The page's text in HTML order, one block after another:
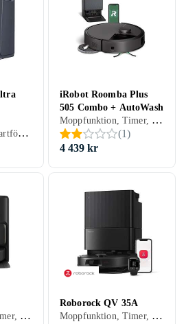
Moppfunktion, Startfördröjning, Röststyrning, Schemaläggning, Fjärrkontroll, Trappsensor, Automatisk dockning, Virtuella väggar, Anpassad för husdjur, Display, Appstyrning, Stöder kantrengöring, Allergivänlig, Brusreducering / Tyst läge, Automatisk mopptorkning, Dockningsstation, 200 min, Hårda golv, Mattor, Kakel, Linoleum, Laminat, Parkett, Trä, Vinyl, 71 dB, Självtömmande
iRobot Roomba Plus
505 Combo + AutoWash
Moppfunktion, Timer, Röststyrning, Schemaläggning, Fjärrkontroll, Trappsensor, Automatisk dockning, Anpassad för husdjur, Appstyrning, Stöder kantrengöring, Automatisk mopptorkning, Dockningsstation, 120 min, 72 dB, Självtömmande
(1)
4 439 kr
Moppfunktion, Timer, Röststyrning, Schemaläggning, Automatisk dockning, Anpassad för husdjur, Appstyrning, Stöder kantrengöring, Allergivänlig, Automatisk mopptorkning, Dockningsstation, 220 min, Hårda golv, Mattor, Kakel, Linoleum, Laminat, Parkett, Trä, Vinyl, 67 dB, Självtömmande
Roborock QV 35A
Moppfunktion, Timer, Röststyrning, Schemaläggning, Trappsensor, Automatisk dockning, Virtuella väggar, Anpassad för husdjur, Appstyrning, Stöder kantrengöring, Dockningsstation, 180 min, 68 dB, Självtömmande